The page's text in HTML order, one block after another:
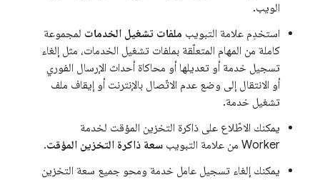
الويب.
استخدِم علامة التبويب ملفات تشغيل الخدمات لمجموعة
كاملة من المهام المتعلّقة بملفات تشغيل الخدمات، مثل إلغاء
تسجيل خدمة أو تعديلها أو محاكاة أحداث الإرسال الفوري
أو الانتقال إلى وضع عدم الاتّصال بالإنترنت أو إيقاف ملف
تشغيل خدمة.
يمكنك الاطّلاع على ذاكرة التخزين المؤقت لخدمة
Worker من علامة التبويب
سعة ذاكرة التخزين المؤقت.
يمكنك إلغاء تسجيل عامل خدمة ومحو جميع سعة التخزين